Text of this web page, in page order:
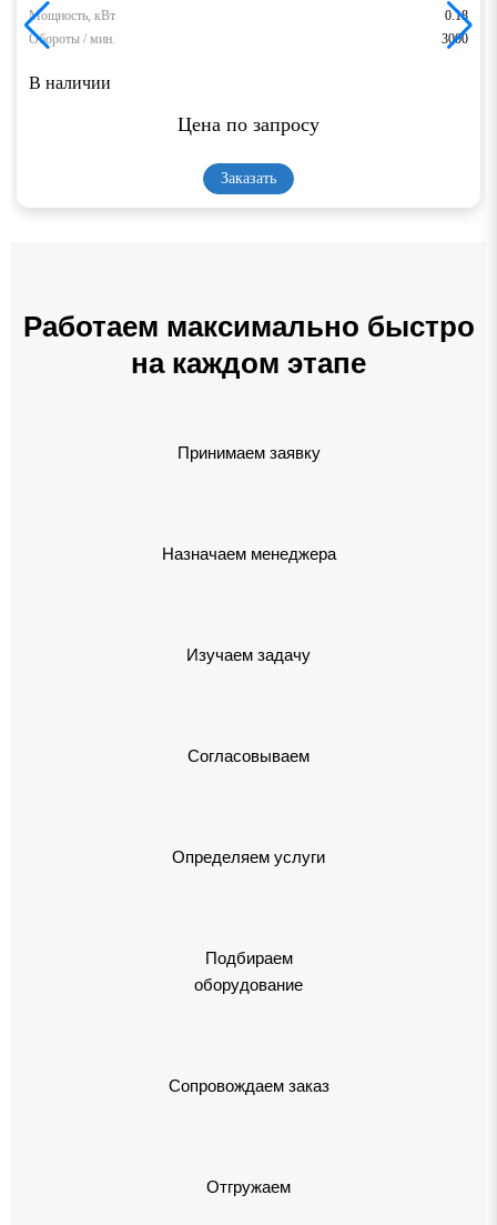
Мощность, кВт
0.18
Обороты / мин.
3000
В наличии
Цена по запросу
Заказать
Работаем максимально быстро
на каждом этапе
Принимаем заявку
Назначаем менеджера
Изучаем задачу
Согласовываем
Определяем услуги
Подбираем
оборудование
Сопровождаем заказ
Отгружаем